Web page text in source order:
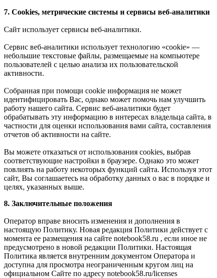
7. Cookies, метрические системы и сервисы веб-аналитики
Сайт использует сервисы веб-аналитики.
Сервис веб-аналитики использует технологию «cookie» —
небольшие текстовые файлы, размещаемые на компьютере
пользователей с целью анализа их пользовательской
активности.
Собранная при помощи cookie информация не может
идентифицировать Вас, однако может помочь нам улучшить
работу нашего сайта. Сервис веб-аналитики будет
обрабатывать эту информацию в интересах владельца сайта, в
частности для оценки использования вами сайта, составления
отчетов об активности на сайте.
Вы можете отказаться от использования cookies, выбрав
соответствующие настройки в браузере. Однако это может
повлиять на работу некоторых функций сайта. Используя этот
сайт, Вы соглашаетесь на обработку данных о вас в порядке и
целях, указанных выше.
8. Заключительные положения
Оператор вправе вносить изменения и дополнения в
настоящую Политику. Новая редакция Политики действует с
момента ее размещения на сайте notebook58.ru , если иное не
предусмотрено в новой редакции Политики. Настоящая
Политика является внутренним документом Оператора и
доступна для просмотра неограниченным кругом лиц на
официальном Сайте по адресу notebook58.ru/licenses